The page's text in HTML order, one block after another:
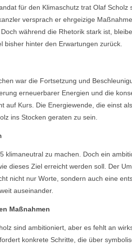
für den Klimaschutz trat Olaf Scholz
versprach er ehrgeizige
während die Rhetorik stark ist,
bisher hinter den Erwartungen zurück.
war die Fortsetzung und
erneuerbarer Energien und die
auf Kurs. Die Energiewende, die einst
ins Stocken geraten zu sein.
klimaneutral zu machen. Doch ein
dieses Ziel erreicht werden soll. Der
nicht nur Worte, sondern auch eine
auseinander.
Maßnahmen
sind ambitioniert, aber es fehlt an
konkrete Schritte, die über